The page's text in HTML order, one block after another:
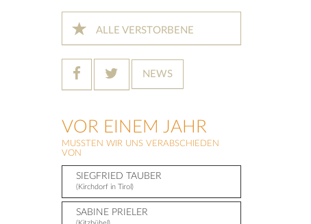
ALLE VERSTORBENE
NEWS
VOR EINEM JAHR
MUSSTEN WIR UNS VERABSCHIEDEN
VON
SIEGFRIED TAUBER
(Kirchdorf in Tirol)
SABINE PRIELER